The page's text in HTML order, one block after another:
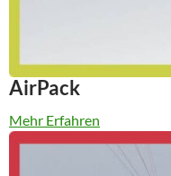
AirPack
Mehr Erfahren